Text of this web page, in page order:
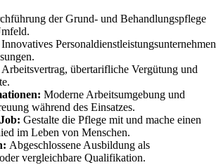
der Grund- und Behandlungspflege
Innovatives Personaldienstleistungsunternehmen
Arbeitsvertrag, übertarifliche Vergütung und
Moderne Arbeitsumgebung und
während des Einsatzes.
Gestalte die Pflege mit und mache einen
im Leben von Menschen.
Abgeschlossene Ausbildung als
vergleichbare Qualifikation.